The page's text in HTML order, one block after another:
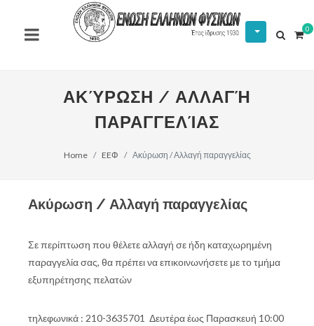
0
ΑΚΎΡΩΣΗ / ΑΛΛΑΓΉ
ΠΑΡΑΓΓΕΛΊΑΣ
Home EEΦ Ακύρωση / Αλλαγή παραγγελίας
Ακύρωση / Αλλαγή παραγγελίας
Σε περίπτωση που θέλετε αλλαγή σε ήδη καταχωρημένη
παραγγελία σας, θα πρέπει να επικοινωνήσετε με το τμήμα
εξυπηρέτησης πελατών
τηλεφωνικά : 210-3635701 Δευτέρα έως Παρασκευή 10:00